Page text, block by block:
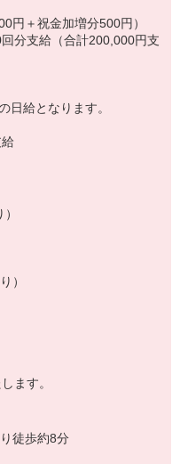
＋祝金加増分500円）
分支給（合計200,000円支
日給となります。
）
ます。
徒歩約8分